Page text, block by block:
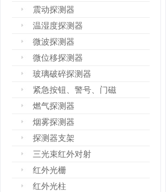
震动探测器
温湿度探测器
微波探测器
微位移探测器
玻璃破碎探测器
紧急按钮、警号、门磁
燃气探测器
烟雾探测器
探测器支架
三光束红外对射
红外光栅
红外光柱